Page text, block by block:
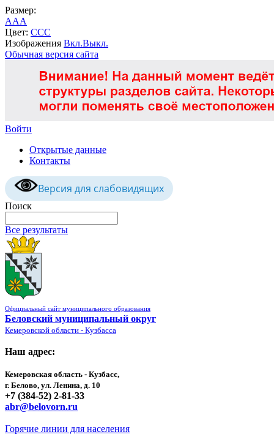
Размер:
AAA
Цвет: CCC
Изображения Вкл.Выкл.
Обычная версия сайта
Войти
Открытые данные
Контакты
Версия для слабовидящих
Поиск
Все результаты
Официальный сайт муниципального образования
Беловский муниципальный округ
Кемеровской области - Кузбасса
Наш адрес:
Кемеровская область - Кузбасс,
г. Белово, ул. Ленина, д. 10
+7 (384-52) 2-81-33
abr@belovorn.ru
Горячие линии для населения